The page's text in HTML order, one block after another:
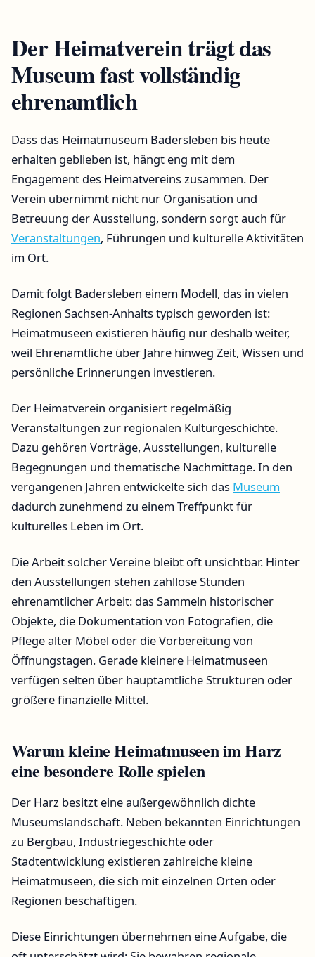
Der Heimatverein trägt das
Museum fast vollständig
ehrenamtlich
Dass das Heimatmuseum Badersleben bis heute
erhalten geblieben ist, hängt eng mit dem
Engagement des Heimatvereins zusammen. Der
Verein übernimmt nicht nur Organisation und
Betreuung der Ausstellung, sondern sorgt auch für
Veranstaltungen, Führungen und kulturelle Aktivitäten
im Ort.
Damit folgt Badersleben einem Modell, das in vielen
Regionen Sachsen-Anhalts typisch geworden ist:
Heimatmuseen existieren häufig nur deshalb weiter,
weil Ehrenamtliche über Jahre hinweg Zeit, Wissen und
persönliche Erinnerungen investieren.
Der Heimatverein organisiert regelmäßig
Veranstaltungen zur regionalen Kulturgeschichte.
Dazu gehören Vorträge, Ausstellungen, kulturelle
Begegnungen und thematische Nachmittage. In den
vergangenen Jahren entwickelte sich das Museum
dadurch zunehmend zu einem Treffpunkt für
kulturelles Leben im Ort.
Die Arbeit solcher Vereine bleibt oft unsichtbar. Hinter
den Ausstellungen stehen zahllose Stunden
ehrenamtlicher Arbeit: das Sammeln historischer
Objekte, die Dokumentation von Fotografien, die
Pflege alter Möbel oder die Vorbereitung von
Öffnungstagen. Gerade kleinere Heimatmuseen
verfügen selten über hauptamtliche Strukturen oder
größere finanzielle Mittel.
Warum kleine Heimatmuseen im Harz
eine besondere Rolle spielen
Der Harz besitzt eine außergewöhnlich dichte
Museumslandschaft. Neben bekannten Einrichtungen
zu Bergbau, Industriegeschichte oder
Stadtentwicklung existieren zahlreiche kleine
Heimatmuseen, die sich mit einzelnen Orten oder
Regionen beschäftigen.
Diese Einrichtungen übernehmen eine Aufgabe, die